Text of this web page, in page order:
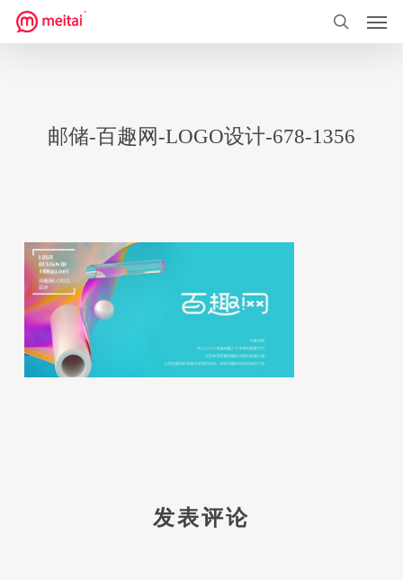
到
搜索
邮储-百趣网-LOGO设计-678-1356
发表评论